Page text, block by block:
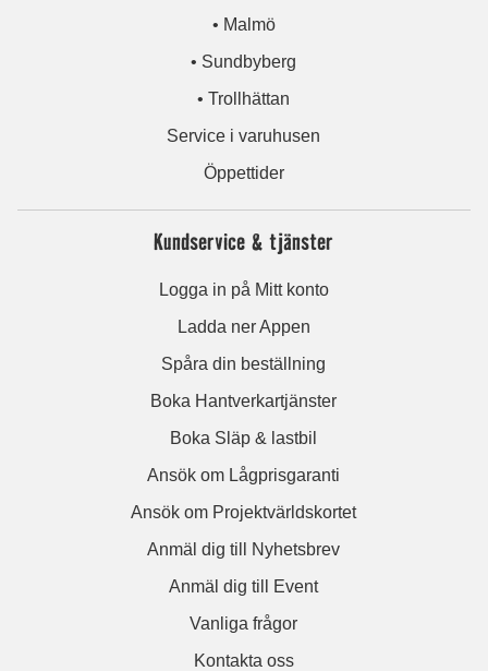
• Malmö
• Sundbyberg
• Trollhättan
Service i varuhusen
Öppettider
Kundservice & tjänster
Logga in på Mitt konto
Ladda ner Appen
Spåra din beställning
Boka Hantverkartjänster
Boka Släp & lastbil
Ansök om Lågprisgaranti
Ansök om Projektvärldskortet
Anmäl dig till Nyhetsbrev
Anmäl dig till Event
Vanliga frågor
Kontakta oss